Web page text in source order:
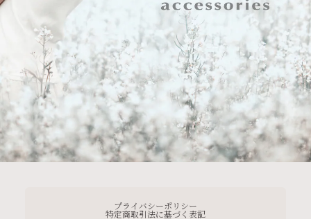
プライバシーポリシー
特定商取引法に基づく表記